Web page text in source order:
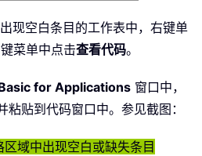
现空白条目的工作表中，右键单
菜单中点击查看代码。
for Applications 窗口中，
贴到代码窗口中。参见截图：
域中出现空白或缺失条目